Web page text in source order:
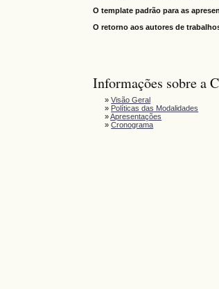
O template padrão para as
O retorno aos autores de
Informações sobre a
»Visão Geral
» Políticas das Modalidades
»Apresentações
»Cronograma